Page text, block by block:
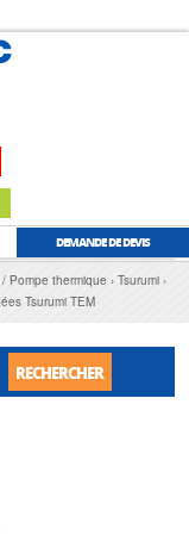
DEMANDE DE DEVIS
Pompe thermique
Tsurumi
Tsurumi TEM
RECHERCHER